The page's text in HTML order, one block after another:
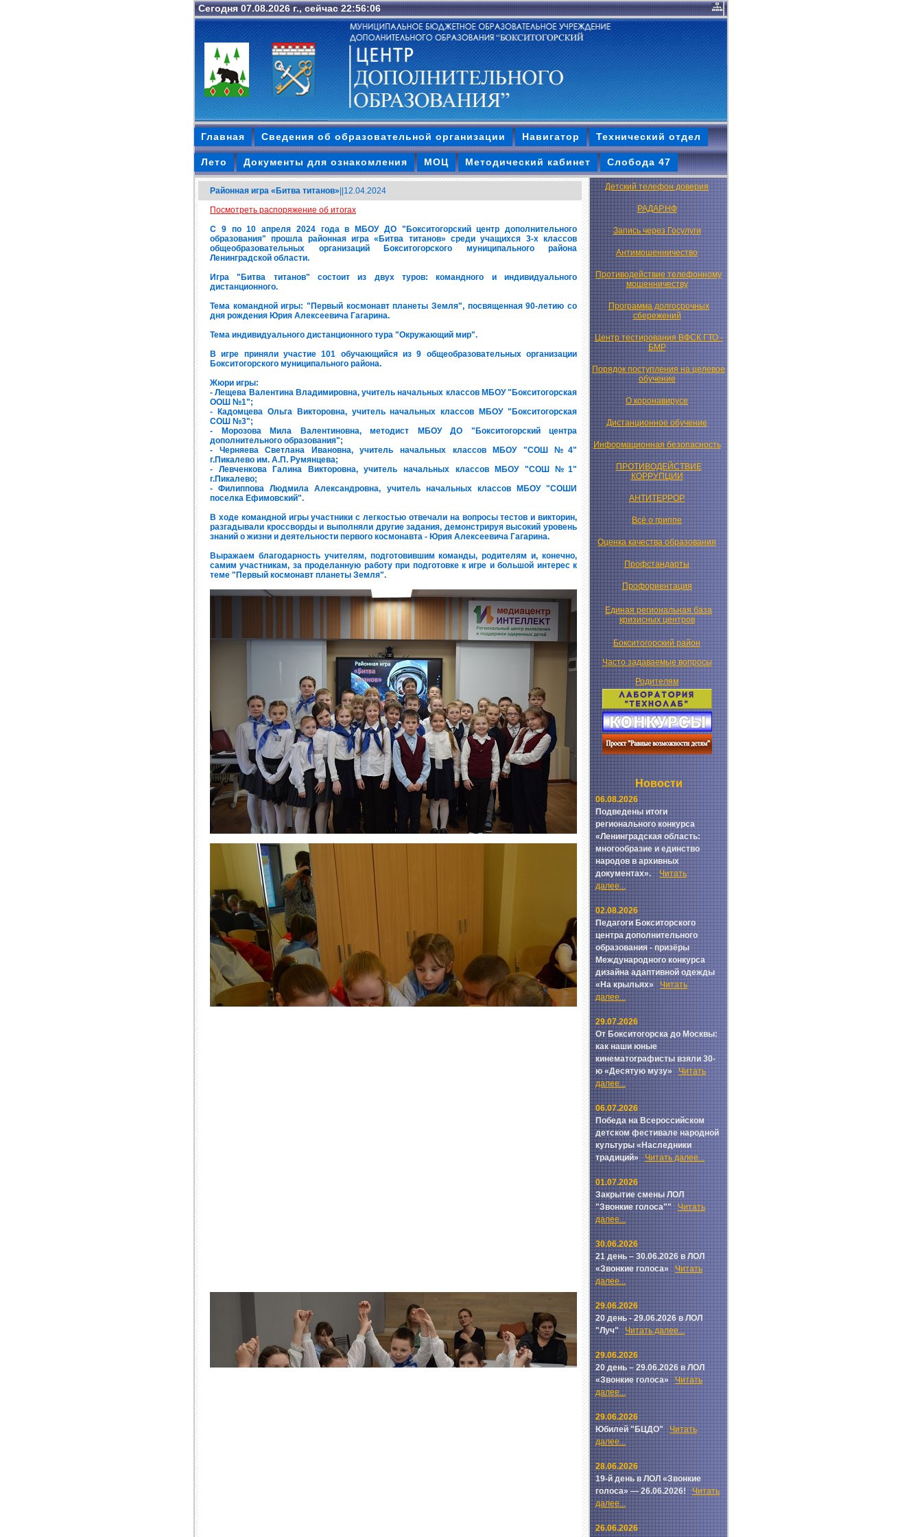
Сегодня 07.08.2026 г., сейчас 22:56:07
Главная Сведения об образовательной организации Навигатор Технический отдел
Лето Документы для ознакомления МОЦ Методический кабинет Слобода 47
Районная игра «Битва титанов» ||12.04.2024
Посмотреть распоряжение об итогах
С 9 по 10 апреля 2024 года в МБОУ ДО "Бокситогорский центр дополнительного
образования" прошла районная игра «Битва титанов» среди учащихся 3-х классов
общеобразовательных организаций Бокситогорского муниципального района
Ленинградской области.
Игра "Битва титанов" состоит из двух туров: командного и индивидуального
дистанционного.
Тема командной игры: "Первый космонавт планеты Земля", посвященная 90-летию со
дня рождения Юрия Алексеевича Гагарина.
Тема индивидуального дистанционного тура "Окружающий мир".
В игре приняли участие 101 обучающийся из 9 общеобразовательных организации
Бокситогорского муниципального района.
Жюри игры:
- Лещева Валентина Владимировна, учитель начальных классов МБОУ "Бокситогорская
ООШ №1";
- Кадомцева Ольга Викторовна, учитель начальных классов МБОУ "Бокситогорская
СОШ №3";
- Морозова Мила Валентиновна, методист МБОУ ДО "Бокситогорский центра
дополнительного образования";
- Черняева Светлана Ивановна, учитель начальных классов МБОУ "СОШ №4"
г.Пикалево им. А.П. Румянцева;
- Левченкова Галина Викторовна, учитель начальных классов МБОУ "СОШ №1"
г.Пикалево;
- Филиппова Людмила Александровна, учитель начальных классов МБОУ "СОШИ
поселка Ефимовский".
В ходе командной игры участники с легкостью отвечали на вопросы тестов и викторин,
разгадывали кроссворды и выполняли другие задания, демонстрируя высокий уровень
знаний о жизни и деятельности первого космонавта - Юрия Алексеевича Гагарина.
Выражаем благодарность учителям, подготовившим команды, родителям и, конечно,
самим участникам, за проделанную работу при подготовке к игре и большой интерес к
теме "Первый космонавт планеты Земля".
Детский телефон доверия
РАДАР.НФ
Запись через Госулуги
Антимошенничество
Противодействие телефонному
мошенничеству
Программа долгосрочных
сбережений
Центр тестирования ВФСК ГТО -
БМР
Порядок поступления на целевое
обучение
О коронавирусе
Дистанционное обучение
Информационная безопасность
ПРОТИВОДЕЙСТВИЕ
КОРРУПЦИИ
АНТИТЕРРОР
Всё о гриппе
Оценка качества образования
Профстандарты
Профориентация
Единая региональная база
кризисных центров
Бокситогорский район
Часто задаваемые вопросы
Родителям
Новости
06.08.2026
Подведены итоги
регионального конкурса
«Ленинградская область:
многообразие и единство
народов в архивных
документах». Читать
далее...
02.08.2026
Педагоги Бокситорского
центра дополнительного
образования - призёры
Международного конкурса
дизайна адаптивной одежды
«На крыльях» Читать
далее...
29.07.2026
От Бокситогорска до Москвы:
как наши юные
кинематографисты взяли 30-
ю «Десятую музу» Читать
далее...
06.07.2026
Победа на Всероссийском
детском фестивале народной
культуры «Наследники
традиций»Читать далее...
01.07.2026
Закрытие смены ЛОЛ
"Звонкие голоса"" Читать
далее...
30.06.2026
21 день – 30.06.2026 в ЛОЛ
«Звонкие голоса»Читать
далее...
29.06.2026
20 день - 29.06.2026 в ЛОЛ
"Луч" Читать далее...
29.06.2026
20 день – 29.06.2026 в ЛОЛ
«Звонкие голоса»Читать
далее...
29.06.2026
Юбилей "БЦДО" Читать
далее...
28.06.2026
19-й день в ЛОЛ «Звонкие
голоса» — 26.06.2026! Читать
далее...
26.06.2026